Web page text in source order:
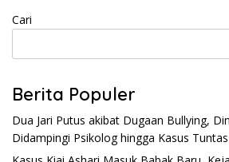
Cari
Berita Populer
Dua Jari Putus akibat Dugaan Bullying,
Didampingi Psikolog hingga Kasus Tuntas